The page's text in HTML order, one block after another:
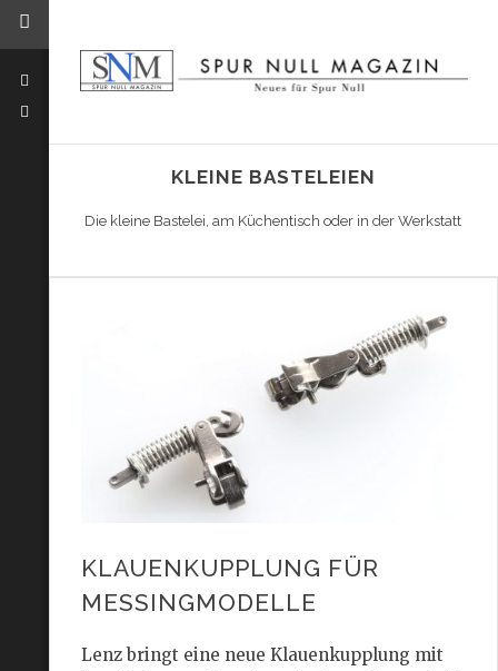
KLEINE BASTELEIEN
Die kleine Bastelei, am Küchentisch oder in der Werkstatt
KLAUENKUPPLUNG FÜR
MESSINGMODELLE
Lenz bringt eine neue Klauenkupplung mit